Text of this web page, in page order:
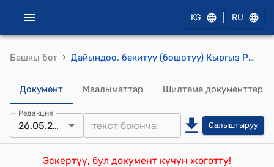
KG RU
Башкы бет › Дайындоо, бекитүү (бошотуу) Кыргыз Республикасынын Премьер-министринин буйругу менен ишке ашырылчу кызмат орундарынын номенклатурасы ( Кыргыз Республикасынын Өкмөтүнүн 2006-жылдын 13-мартындагы № 154 токтому менен бекитилген)
Документ Маалыматтар Шилтеме документтер
Редакция
26.05.2008 Салыштыруу
Эскертүү, бул документ күчүн жоготту!